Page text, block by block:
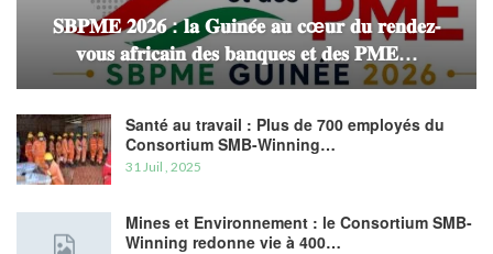
𝐒𝐁𝐏𝐌𝐄 𝟐𝟎𝟐𝟔 : 𝐥𝐚 𝐆𝐮𝐢𝐧𝐞́𝐞 𝐚𝐮 𝐜œ𝐮𝐫 𝐝𝐮 𝐫𝐞𝐧𝐝𝐞𝐳-
𝐯𝐨𝐮𝐬 𝐚𝐟𝐫𝐢𝐜𝐚𝐢𝐧 𝐝𝐞𝐬 𝐛𝐚𝐧𝐪𝐮𝐞𝐬 𝐞𝐭 𝐝𝐞𝐬 𝐏𝐌𝐄…
Santé au travail : Plus de 700 employés du
Consortium SMB-Winning…
31 Juil , 2025
Mines et Environnement : le Consortium SMB-
Winning redonne vie à 400…